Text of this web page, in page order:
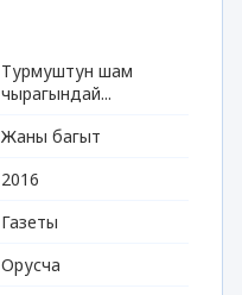
Турмуштун шам
чырагындай...
Жаны багыт
2016
Газеты
Орусча